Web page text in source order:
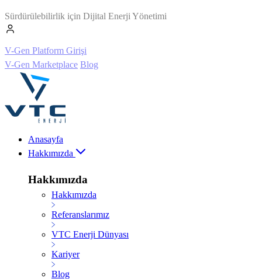
Sürdürülebilirlik için Dijital Enerji Yönetimi
V-Gen Platform Girişi
V-Gen Marketplace Blog
Anasayfa
Hakkımızda
Hakkımızda
Hakkımızda
Referanslarımız
VTC Enerji Dünyası
Kariyer
Blog